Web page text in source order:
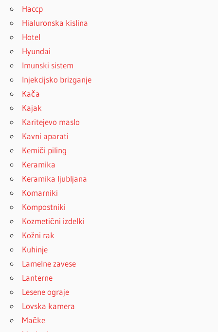
Haccp
Hialuronska kislina
Hotel
Hyundai
Imunski sistem
Injekcijsko brizganje
Kača
Kajak
Karitejevo maslo
Kavni aparati
Kemiči piling
Keramika
Keramika ljubljana
Komarniki
Kompostniki
Kozmetični izdelki
Kožni rak
Kuhinje
Lamelne zavese
Lanterne
Lesene ograje
Lovska kamera
Mačke